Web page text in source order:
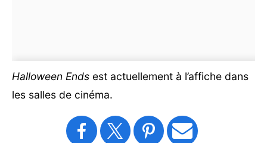
Halloween Ends est actuellement à l’affiche dans
les salles de cinéma.